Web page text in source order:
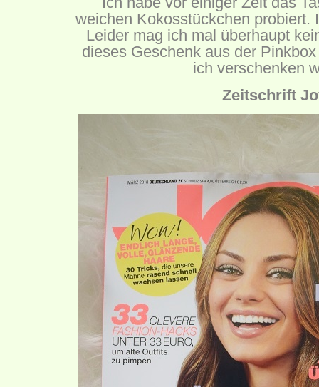
weichen Kokosstückchen probiert.
Leider mag ich mal überhaupt
dieses Geschenk aus der
ich verschenken
Zeitschrift